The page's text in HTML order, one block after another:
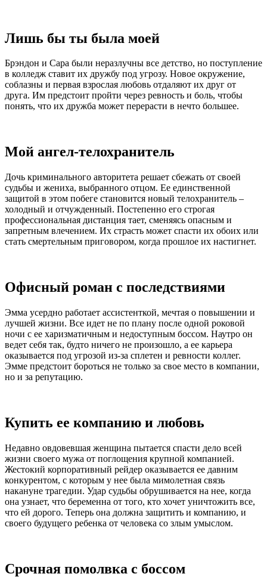
Лишь бы ты была моей
Брэндон и Сара были неразлучны все детство, но поступление
в колледж ставит их дружбу под угрозу. Новое окружение,
соблазны и первая взрослая любовь отдаляют их друг от
друга. Им предстоит пройти через ревность и боль, чтобы
понять, что их дружба может перерасти в нечто большее.
Мой ангел-телохранитель
Дочь криминального авторитета решает сбежать от своей
судьбы и жениха, выбранного отцом. Ее единственной
защитой в этом побеге становится новый телохранитель –
холодный и отчужденный. Постепенно его строгая
профессиональная дистанция тает, сменяясь опасным и
запретным влечением. Их страсть может спасти их обоих или
стать смертельным приговором, когда прошлое их настигнет.
Офисный роман с последствиями
Эмма усердно работает ассистенткой, мечтая о повышении и
лучшей жизни. Все идет не по плану после одной роковой
ночи с ее харизматичным и недоступным боссом. Наутро он
ведет себя так, будто ничего не произошло, а ее карьера
оказывается под угрозой из-за сплетен и ревности коллег.
Эмме предстоит бороться не только за свое место в компании,
но и за репутацию.
Купить ее компанию и любовь
Недавно овдовевшая женщина пытается спасти дело всей
жизни своего мужа от поглощения крупной компанией.
Жестокий корпоративный рейдер оказывается ее давним
конкурентом, с которым у нее была мимолетная связь
накануне трагедии. Удар судьбы обрушивается на нее, когда
она узнает, что беременна от того, кто хочет уничтожить все,
что ей дорого. Теперь она должна защитить и компанию, и
своего будущего ребенка от человека со злым умыслом.
Срочная помолвка с боссом